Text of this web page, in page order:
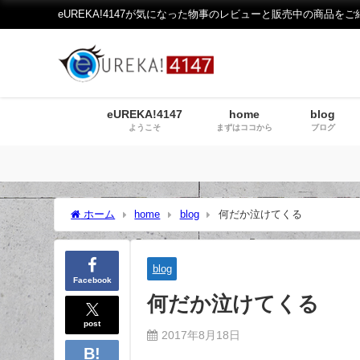
eUREKA!4147が気になった物事のレビューと販売中の商品をご
eUREKA!4147
ようこそ
home
まずはココから
blog
ブログ
ホーム home blog 何だか泣けてくる
Facebook
post
blog
何だか泣けてくる
2017年8月18日